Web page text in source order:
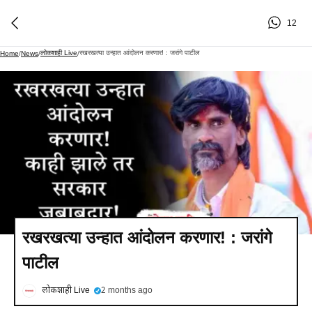
12
Home/News/लोकशाही Live/रखरखत्या उन्हात आंदोलन करणार! : जरांगे पाटील
रखरखत्या उन्हात आंदोलन करणार! : जरांगे
पाटील
लोकशाही Live 2 months ago